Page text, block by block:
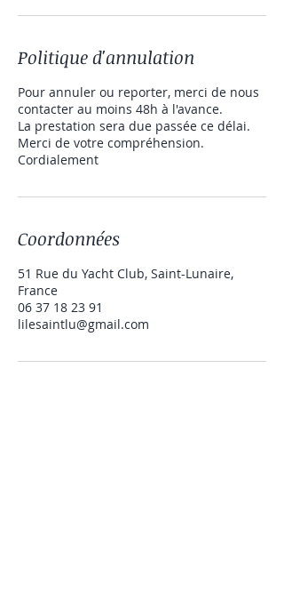
Politique d'annulation
Pour annuler ou reporter, merci de nous
contacter au moins 48h à l'avance.
La prestation sera due passée ce délai.
Merci de votre compréhension.
Cordialement
Coordonnées
51 Rue du Yacht Club, Saint-Lunaire,
France
06 37 18 23 91
lilesaintlu@gmail.com